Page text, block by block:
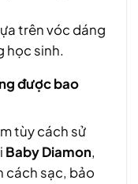
trên vóc dáng
học sinh.
được bao
tùy cách sử
Baby Diamon,
cách sạc, bảo